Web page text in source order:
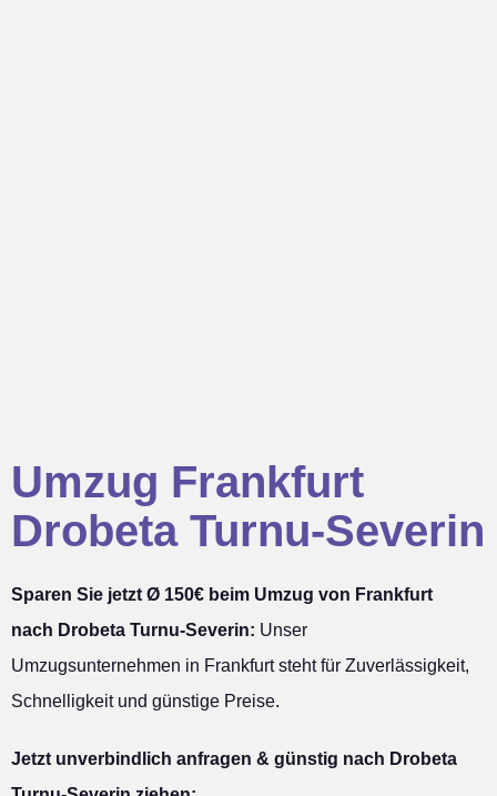
Umzug Frankfurt
Drobeta Turnu-Severin
Sparen Sie jetzt Ø 150€ beim Umzug von Frankfurt
nach Drobeta Turnu-Severin: Unser
Umzugsunternehmen in Frankfurt steht für Zuverlässigkeit,
Schnelligkeit und günstige Preise.
Jetzt unverbindlich anfragen & günstig nach Drobeta